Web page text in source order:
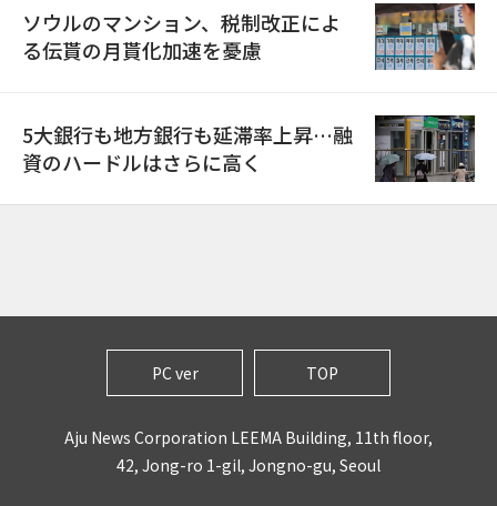
ソウルのマンション、税制改正によ
る伝貰の月貰化加速を憂慮
5大銀行も地方銀行も延滞率上昇…融
資のハードルはさらに高く
PC ver TOP
Aju News Corporation LEEMA Building, 11th floor,
42, Jong-ro 1-gil, Jongno-gu, Seoul